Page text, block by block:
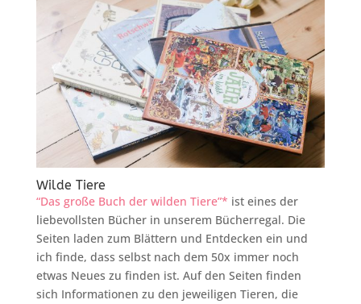
Wilde Tiere
“Das große Buch der wilden Tiere”* ist eines der
liebevollsten Bücher in unserem Bücherregal. Die
Seiten laden zum Blättern und Entdecken ein und
ich finde, dass selbst nach dem 50x immer noch
etwas Neues zu finden ist. Auf den Seiten finden
sich Informationen zu den jeweiligen Tieren, die